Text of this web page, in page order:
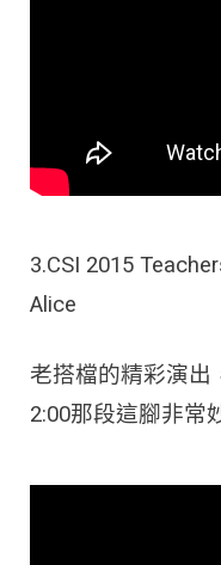
3.CSI 2015
Alice
老搭檔的精彩演出
2:00那段這腳非常